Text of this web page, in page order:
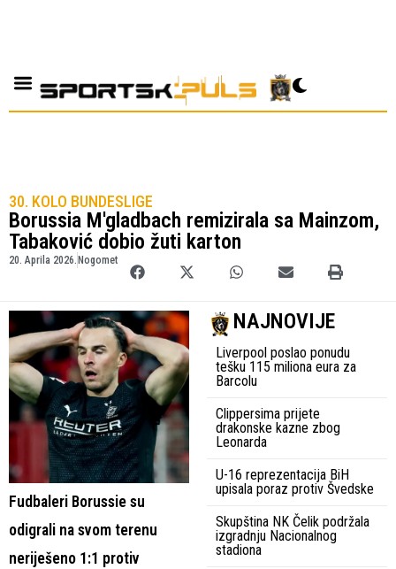
30. KOLO BUNDESLIGE
Borussia M'gladbach remizirala sa Mainzom,
Tabaković dobio žuti karton
20. Aprila 2026. Nogomet
Fudbaleri Borussie su
odigrali na svom terenu
neriješeno 1:1 protiv
NAJNOVIJE
Liverpool poslao ponudu
tešku 115 miliona eura za
Barcolu
Clippersima prijete
drakonske kazne zbog
Leonarda
U-16 reprezentacija BiH
upisala poraz protiv Švedske
Skupština NK Čelik podržala
izgradnju Nacionalnog
stadiona